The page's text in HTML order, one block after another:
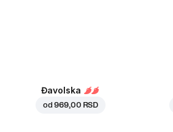
Đavolska
od969,00 RSD